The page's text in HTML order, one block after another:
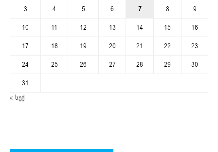
3
4 5 6 7 8
9
10
11 12 13 14 15
16
17
18 19 20 21 22
23
24
25 26 27 28 29
30
31
« სექ